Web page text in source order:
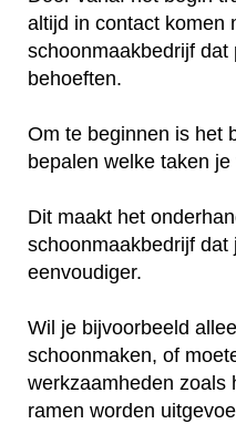
altijd in contact komen
schoonmaakbedrijf
behoeften.
Om te beginnen is het
bepalen welke taken
Dit maakt het
schoonmaakbedrijf dat
eenvoudiger.
Wil je bijvoorbeeld
schoonmaken, of
werkzaamheden zoals
ramen worden